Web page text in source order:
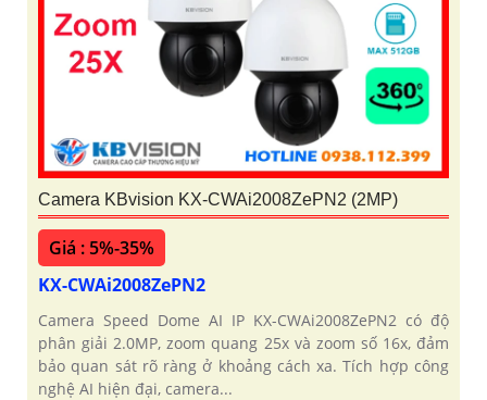
Camera KBvision KX-CWAi2008ZePN2 (2MP)
Giá : 5%-35%
KX-CWAi2008ZePN2
Camera Speed Dome AI IP KX-CWAi2008ZePN2 có độ
phân giải 2.0MP, zoom quang 25x và zoom số 16x, đảm
bảo quan sát rõ ràng ở khoảng cách xa. Tích hợp công
nghệ AI hiện đại, camera...